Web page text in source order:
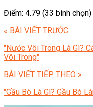
Điểm: 4.79 (33 bình chọn)
« BÀI VIẾT TRƯỚC
"Nước Vôi Trong Là Gì?
Vôi Trong"
BÀI VIẾT TIẾP THEO »
"Gầu Bò Là Gì? Gầu Bò